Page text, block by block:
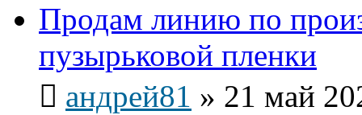
Продам линию по
пузырьковой пленки
андрей81 » 21 май